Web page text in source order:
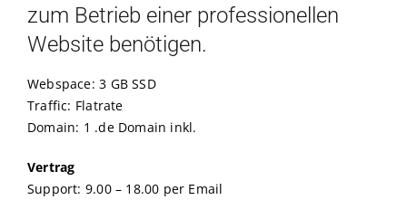
zum Betrieb einer professionellen
Website benötigen.
Webspace: 3 GB SSD
Traffic: Flatrate
Domain: 1 .de Domain inkl.
Vertrag
Support: 9.00 – 18.00 per Email